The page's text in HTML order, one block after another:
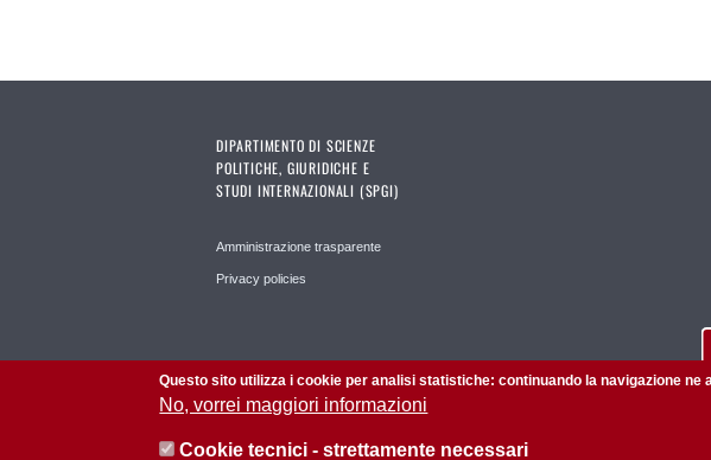
DIPARTIMENTO DI SCIENZE
POLITICHE, GIURIDICHE E
STUDI INTERNAZIONALI (SPGI)
Amministrazione trasparente
Privacy policies
Questo sito utilizza i cookie per analisi statistiche: continuando la navigazione ne
No, vorrei maggiori informazioni
Cookie tecnici - strettamente necessari